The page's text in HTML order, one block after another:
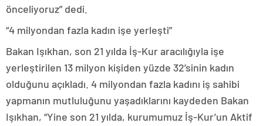
önceliyoruz” dedi.
“4 milyondan fazla kadın işe yerleşti”
Bakan Işıkhan, son 21 yılda İş-Kur aracılığıyla işe
yerleştirilen 13 milyon kişiden yüzde 32’sinin kadın
olduğunu açıkladı. 4 milyondan fazla kadını iş sahibi
yapmanın mutluluğunu yaşadıklarını kaydeden Bakan
Işıkhan, “Yine son 21 yılda, kurumumuz İş-Kur’un Aktif